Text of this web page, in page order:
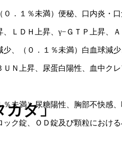
１％未満）便秘、口内炎・
ＤＨ上昇、γ−ＧＴＰ上昇、Ａ
、（０．１％未満）白血球減少
Ｎ上昇、尿蛋白陽性、血中クレ
満）尿糖陽性、胸部不快感
ク錠、ＯＤ錠及び顆粒における
カタ」